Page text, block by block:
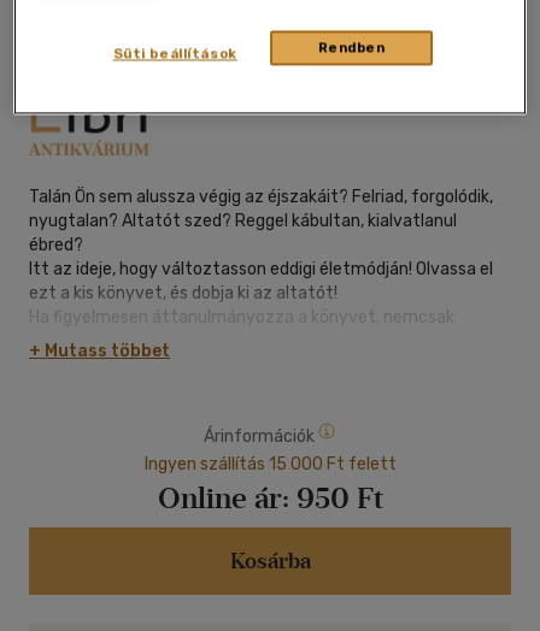
1993|magyar nyelvű|puhatáblás
Talán Ön sem alussza végig az éjszakáit? Felriad, forgolódik,
nyugtalan? Altatót szed? Reggel kábultan, kialvatlanul
ébred?
Itt az ideje, hogy változtasson eddigi életmódján! Olvassa el
ezt a kis könyvet, és dobja ki az altatót!
Ha figyelmesen áttanulmányozza a könyvet, nemcsak
alvászavarai testi-lelki, életmódbeli okait ismerheti meg,
hanem segítséget is kap ahhoz, hogy végre altató nélkül
leírt légzés- és tornagyakorlatokat, tapasztalja meg az
önmasszázs csodálatos hatását, szívlelje meg az
életmódbeli jó tanácsokat! Ne hátráljon! Kitartását siker
+ Mutass többet
Árinformációk
Ingyen szállítás 15 000 Ft felett
Online ár: 950 Ft
Kosárba
Rendben
Süti beállítások